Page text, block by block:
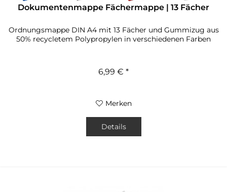
Dokumentenmappe Fächermappe | 13 Fächer
Ordnungsmappe DIN A4 mit 13 Fächer und Gummizug aus
50% recycletem Polypropylen in verschiedenen Farben
6,99 € *
Merken
Details